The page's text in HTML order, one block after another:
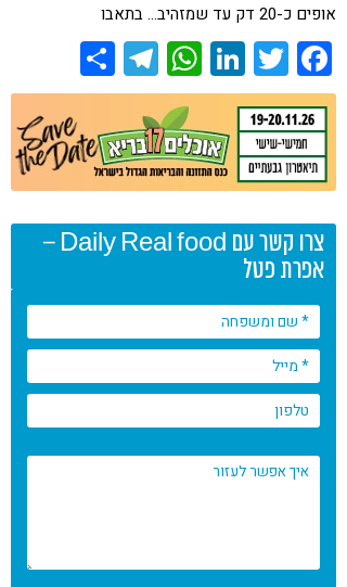
אופים כ-20 דק עד שמזהיב… בתאבו
Facebook
Twitter
LinkedIn
WhatsApp
Telegram
צרו קשר עם Daily Real food –
אפרת פטל